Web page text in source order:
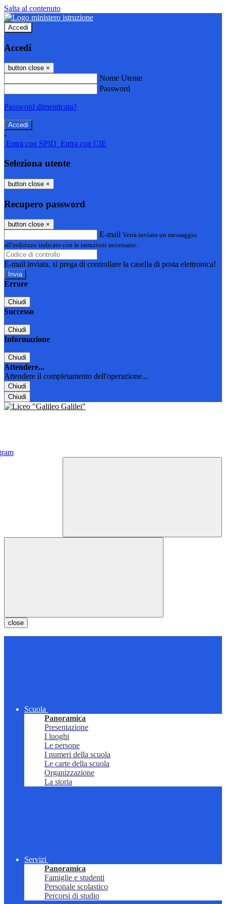
Salta al contenuto
Accedi
Accedi
button close ×
Nome Utente
Password
Password dimenticata?
-
Entra con SPID Entra con CIE
Seleziona utente
button close ×
Recupero password
button close ×
E-mail Verrà inviato un messaggio
all'indirizzo indicato con le istruzioni necessarie.
E-mail inviata, si prega di controllare la casella di posta elettronica!
Errore
Chiudi
Successo
Chiudi
Informazione
Chiudi
Attendere...
Attendere il completamento dell'operazione...
Chiudi
Chiudi
close
Scuola
Panoramica
Presentazione
I luoghi
Le persone
I numeri della scuola
Le carte della scuola
Organizzazione
La storia
Servizi
Panoramica
Famiglie e studenti
Personale scolastico
Percorsi di studio